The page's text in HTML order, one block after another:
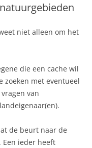
niet alleen om het
die een cache wil
zoeken met eventueel
van
de beurt naar de
Een ieder heeft